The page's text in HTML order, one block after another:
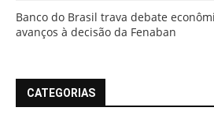
Banco do Brasil trava debate
avanços à decisão da Fenaban
CATEGORIAS